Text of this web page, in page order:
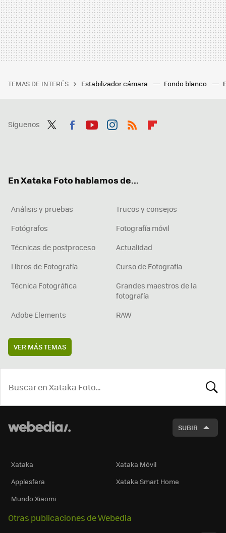
TEMAS DE INTERÉS Estabilizador cámara Fondo blanco
Síguenos
En Xataka Foto hablamos de...
Análisis y pruebas
Trucos y consejos
Fotógrafos
Fotografía móvil
Técnicas de postproceso
Actualidad
Libros de Fotografía
Curso de Fotografía
Técnica Fotográfica
Grandes maestros de la
fotografía
Adobe Elements
RAW
VER MÁS TEMAS
SUBIR
Xataka
Xataka Móvil
Applesfera
Xataka Smart Home
Mundo Xiaomi
Otras publicaciones de Webedia